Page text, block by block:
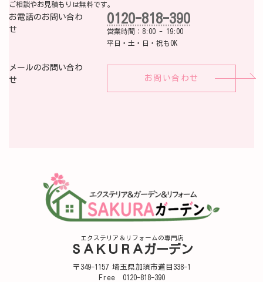
ご相談やお見積もりは無料です。
お電話のお問い合わ
せ
0120-818-390
営業時間：8:00 - 19:00
平日・土・日・祝もOK
メールのお問い合わ
せ
お問い合わせ
エクステリア＆リフォームの専門店
ＳＡＫＵＲＡガーデン
〒349-1157 埼玉県加須市道目338-1
Free 0120-818-390